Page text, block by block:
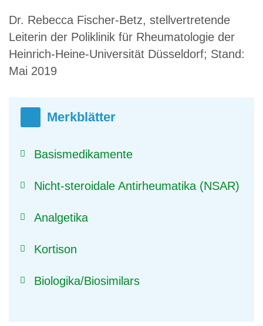
Dr. Rebecca Fischer-Betz, stellvertretende
Leiterin der Poliklinik für Rheumatologie der
Heinrich-Heine-Universität Düsseldorf; Stand:
Mai 2019
Merkblätter
Basismedikamente
Nicht-steroidale Antirheumatika (NSAR)
Analgetika
Kortison
Biologika/Biosimilars